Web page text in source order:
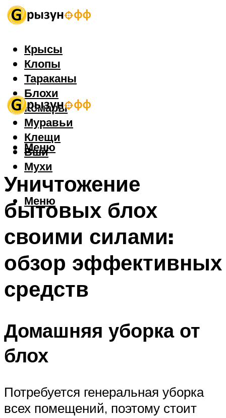
Крысы
Клопы
Тараканы
Блохи
Комары
Муравьи
Клещи
Вши
Мухи
Меню
Меню
Уничтожение
бытовых блох
своими силами:
обзор эффективных
средств
Домашняя уборка от
блох
Потребуется генеральная уборка
всех помещений, поэтому стоит